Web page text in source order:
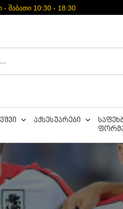
- შაბათი 10:30 - 18:30
აქსესუარები